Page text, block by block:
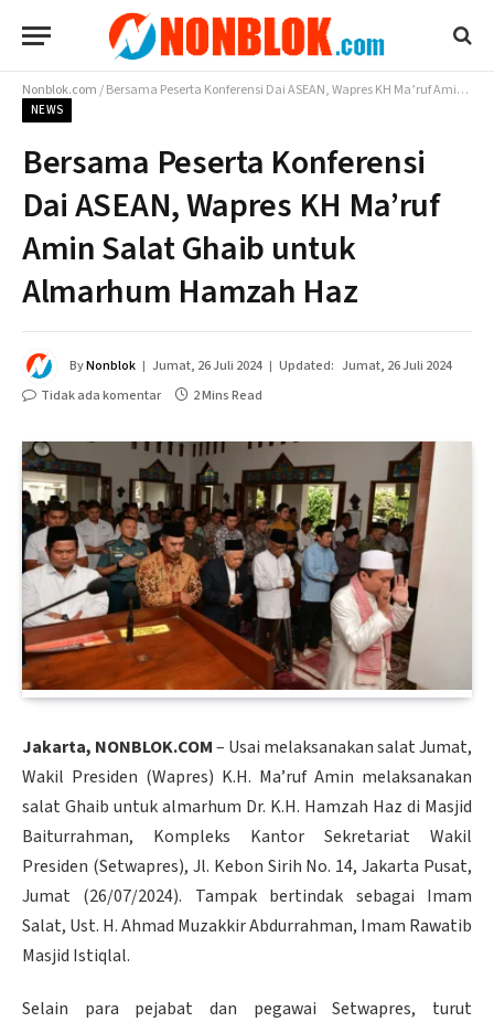
Nonblok.com/Bersama Peserta Konferensi Dai ASEAN, Wapres KH Ma’ruf Amin Salat Ghaib untuk Almarhum Hamzah Haz
NEWS
Bersama Peserta Konferensi
Dai ASEAN, Wapres KH Ma’ruf
Amin Salat Ghaib untuk
Almarhum Hamzah Haz
ByNonblok Jumat, 26 Juli 2024 Updated: Jumat, 26 Juli 2024
Tidak ada komentar
2 Mins Read
Jakarta, NONBLOK.COM– Usai melaksanakan salat Jumat,
Wakil Presiden (Wapres) K.H. Ma’ruf Amin melaksanakan
salat Ghaib untuk almarhum Dr. K.H. Hamzah Haz di Masjid
Baiturrahman, Kompleks Kantor Sekretariat Wakil
Presiden (Setwapres), Jl. Kebon Sirih No. 14, Jakarta Pusat,
Jumat (26/07/2024). Tampak bertindak sebagai Imam
Salat, Ust. H. Ahmad Muzakkir Abdurrahman, Imam Rawatib
Masjid Istiqlal.
Selain para pejabat dan pegawai Setwapres, turut